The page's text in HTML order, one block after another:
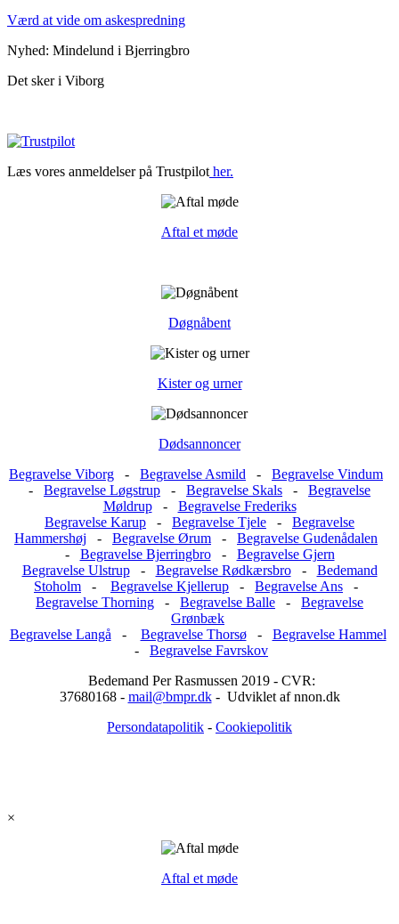
Værd at vide om askespredning
Nyhed: Mindelund i Bjerringbro
Det sker i Viborg
Læs vores anmeldelser på Trustpilot her.
Aftal et møde
Døgnåbent
Kister og urner
Dødsannoncer
Begravelse Viborg - Begravelse Asmild - Begravelse Vindum
- Begravelse Løgstrup - Begravelse Skals - Begravelse
Møldrup- Begravelse Frederiks
Begravelse Karup - Begravelse Tjele - Begravelse
Hammershøj - Begravelse Ørum - Begravelse Gudenådalen
- Begravelse Bjerringbro- Begravelse Gjern
Begravelse Ulstrup- Begravelse Rødkærsbro- Bedemand
Stoholm - Begravelse Kjellerup - Begravelse Ans -
Begravelse Thorning - Begravelse Balle - Begravelse
Grønbæk
Begravelse Langå - Begravelse Thorsø- Begravelse Hammel
- Begravelse Favrskov
Bedemand Per Rasmussen 2019 - CVR:
37680168 - mail@bmpr.dk- Udviklet af nnon.dk
Persondatapolitik - Cookiepolitik
×
Aftal et møde